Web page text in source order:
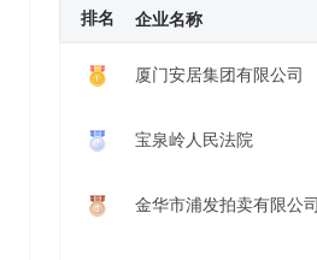
排名 企业名称
厦门安居集团有限公司
宝泉岭人民法院
金华市浦发拍卖有限公司